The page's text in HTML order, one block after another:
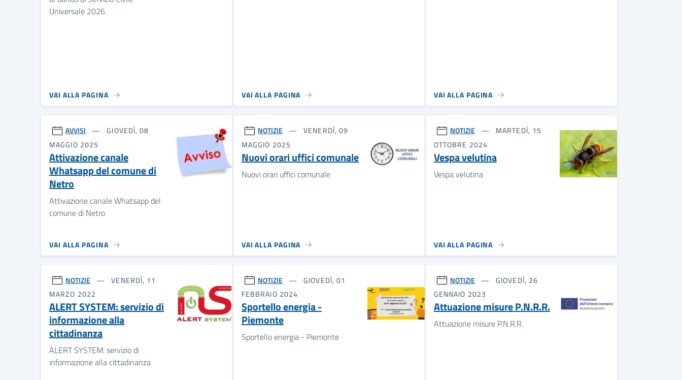
Universale 2026.
VAI ALLA PAGINA VAI ALLA PAGINA VAI ALLA PAGINA
AVVISI
GIOVEDÌ, 08
MAGGIO 2025
Attivazione canale
Whatsapp del comune di
Netro
Attivazione canale Whatsapp del
comune di Netro
VAI ALLA PAGINA
NOTIZIE
VENERDÌ, 09
MAGGIO 2025
Nuovi orari uffici comunale
Nuovi orari uffici comunale
VAI ALLA PAGINA
NOTIZIE
MARTEDÌ, 15
OTTOBRE 2024
Vespa velutina
Vespa velutina
VAI ALLA PAGINA
NOTIZIE
VENERDÌ, 11
MARZO 2022
ALERT SYSTEM: servizio di
informazione alla
cittadinanza
ALERT SYSTEM: servizio di
informazione alla cittadinanza
NOTIZIE
GIOVEDÌ, 01
FEBBRAIO 2024
Sportello energia -
Piemonte
Sportello energia - Piemonte
NOTIZIE
GIOVEDÌ, 26
GENNAIO 2023
Attuazione misure P.N.R.R.
Attuazione misure P.N.R.R.